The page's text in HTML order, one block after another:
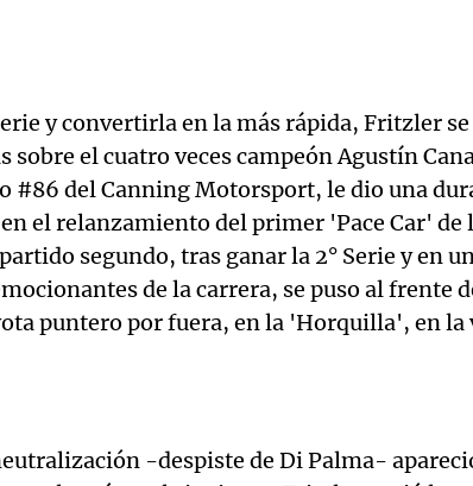
y convertirla en la más rápida, Fritzler
sobre el cuatro veces campeón Agustín
#86 del Canning Motorsport, le dio una
el relanzamiento del primer 'Pace Car' de
segundo, tras ganar la 2° Serie y en
de la carrera, se puso al frente
puntero por fuera, en la 'Horquilla', en la
-despiste de Di Palma-